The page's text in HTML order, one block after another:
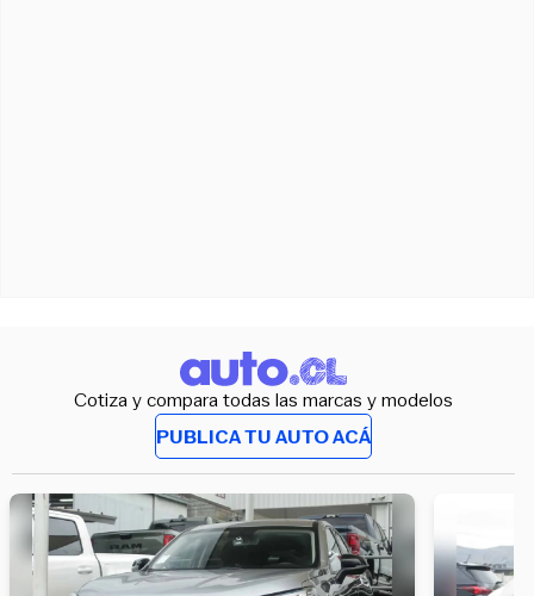
Cotiza y compara todas las marcas y modelos
PUBLICA TU AUTO ACÁ